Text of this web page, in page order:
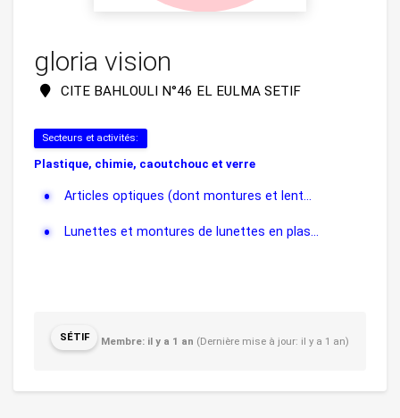
gloria vision
CITE BAHLOULI N°46 EL EULMA SETIF
Secteurs et activités:
Plastique, chimie, caoutchouc et verre
Articles optiques (dont montures et lent...
Lunettes et montures de lunettes en plas...
SÉTIF Membre: il y a 1 an (Dernière mise à jour: il y a 1 an)